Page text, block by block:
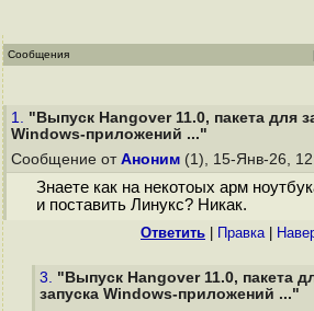
Сообщения
1. "Выпуск Hangover 11.0, пакета для
Windows-приложений ..."
Сообщение от Аноним (1), 15-Янв-26,
Знаете как на некотоых арм
и поставить Линукс? Никак.
Ответить Правка|
3. "Выпуск Hangover 11.0, пакета
запуска Windows-приложений ..."